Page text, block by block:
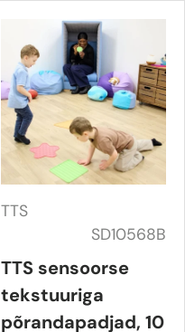
TTS
SD10568B
TTS sensoorse
tekstuuriga
põrandapadjad, 10